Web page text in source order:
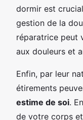
dormir est
gestion de la
réparatrice peut
aux douleurs et
Enfin, par leur
étirements
estime de soi.
de votre corps